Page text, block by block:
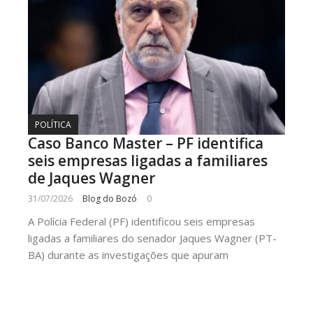
POLÍTICA
Caso Banco Master – PF identifica
seis empresas ligadas a familiares
de Jaques Wagner
31/07/2026 Blog do Bozó 0
A Polícia Federal (PF) identificou seis empresas
ligadas a familiares do senador Jaques Wagner (PT-
BA) durante as investigações que apuram